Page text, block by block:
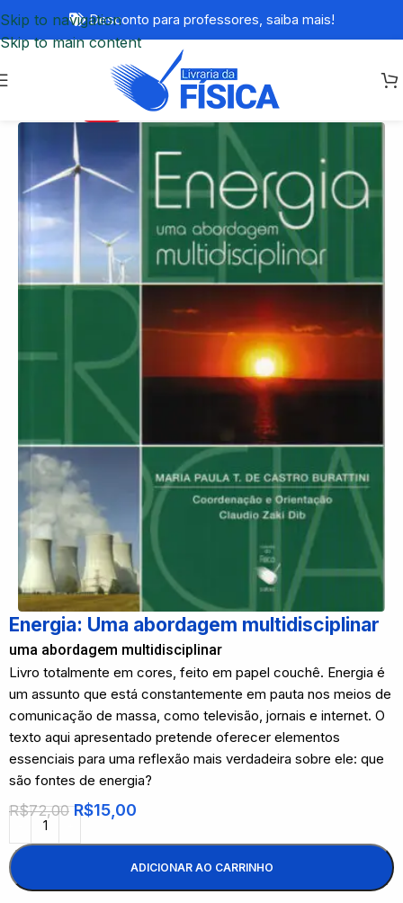
Skip to navigation
Skip to main content
Desconto para professores, saiba mais!
Energia: Uma abordagem multidisciplinar
uma abordagem multidisciplinar
Livro totalmente em cores, feito em papel couchê. Energia é
um assunto que está constantemente em pauta nos meios de
comunicação de massa, como televisão, jornais e internet. O
texto aqui apresentado pretende oferecer elementos
essenciais para uma reflexão mais verdadeira sobre ele: que
são fontes de energia?
R$72,00 R$15,00
ADICIONAR AO CARRINHO